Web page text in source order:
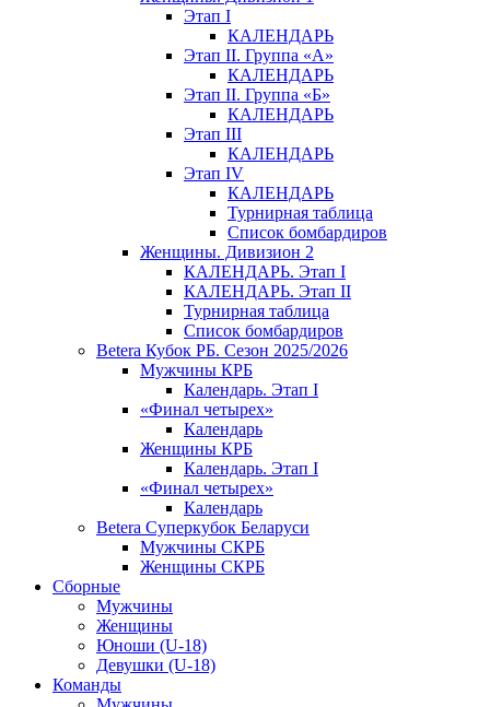
Этап I
КАЛЕНДАРЬ
Этап II. Группа «А»
КАЛЕНДАРЬ
Этап II. Группа «Б»
КАЛЕНДАРЬ
Этап III
КАЛЕНДАРЬ
Этап IV
КАЛЕНДАРЬ
Турнирная таблица
Список бомбардиров
Женщины. Дивизион 2
КАЛЕНДАРЬ. Этап I
КАЛЕНДАРЬ. Этап II
Турнирная таблица
Список бомбардиров
Betera Кубок РБ. Сезон 2025/2026
Мужчины КРБ
Календарь. Этап I
«Финал четырех»
Календарь
Женщины КРБ
Календарь. Этап I
«Финал четырех»
Календарь
Betera Суперкубок Беларуси
Мужчины СКРБ
Женщины СКРБ
Сборные
Мужчины
Женщины
Юноши (U-18)
Девушки (U-18)
Команды